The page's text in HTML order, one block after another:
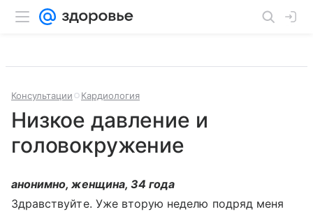
Консультации Кардиология
Низкое давление и
головокружение
анонимно, женщина, 34 года
Здравствуйте. Уже вторую неделю подряд меня